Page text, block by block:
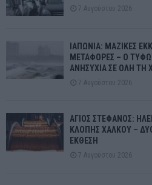
7 Αυγούστου 2026
ΙΑΠΩΝΙΑ: ΜΑΖΙΚΕΣ
ΜΕΤΑΦΟΡΕΣ – Ο
ΑΝΗΣΥΧΙΑ ΣΕ ΟΛΗ ΤΗ
7 Αυγούστου 2026
ΑΓΙΟΣ ΣΤΕΦΑΝΟΣ:
ΚΛΟΠΗΣ ΧΑΛΚΟΥ –
ΕΚΘΕΣΗ
7 Αυγούστου 2026